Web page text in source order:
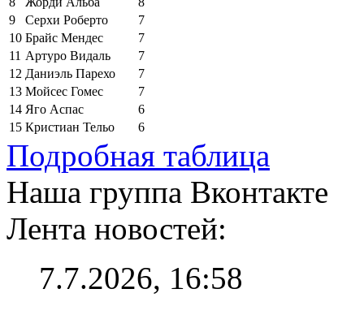
9
Серхи Роберто
7
10 Брайс Мендес
7
11 Артуро Видаль
7
12 Даниэль Парехо
7
13 Мойсес Гомес
7
14 Яго Аспас
6
15 Кристиан Тельо 6
Подробная таблица
Наша группа Вконтакте
Лента новостей:
7.7.2026, 16:58